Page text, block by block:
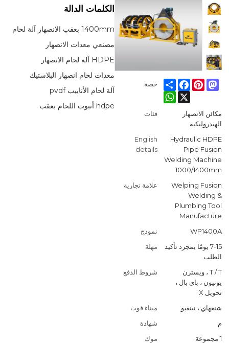
الكلمات الدالة
1400mm بعقب الانصهار آلة لحام
مصنعي معدات الانصهار
HDPE آلة لحام الانصهار
معدات لحام انصهار البلاستيك
آلة لحام الأنابيب pvdf
hdpe أنبوب اللحام بعقب
حصةShare
FacebookPinterest
Mastodon
WhatsApp
X
فئات
مكائن الانصهار
الهيدروليكية
English
details
Hydraulic HDPE
Pipe Fusion
Welding Machine
1000/1400mm
علامة تجارية
Welping Fusion
Welding &
Plumbing Tool
Manufacture
نموذج
WP1400A
مهلة
7-15 يومًا بمجرد تأكيد
الطلب
شروط الدفع
T / T ، ويسترن
يونيون ، باي بال ،
تحويل X
ميناء فوب
شنغهاي ، نينغبو
شهادة
م
موك
1 مجموعة